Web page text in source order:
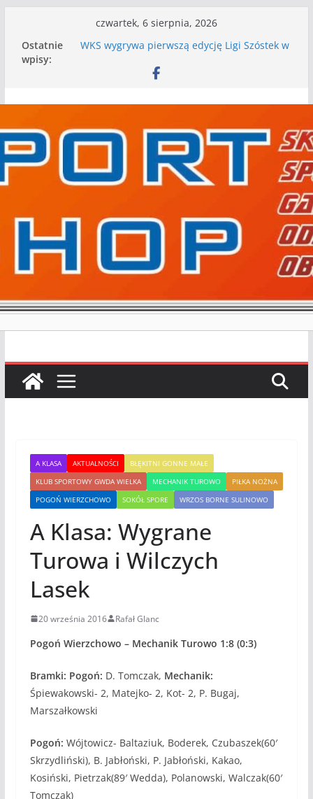
treści
czwartek, 6 sierpnia, 2026
Ostatnie
wpisy:
WKS wygrywa pierwszą edycję Ligi Szóstek w
I mamy kolejne gry kontrolne, piłkarskie
Mecz o wygraną w I Edycji Lidze Szóstek Piłki
Nasze piłkarskie zespoły w toku przygotowań
do sezonu. Kolejne gry kontrolne przed nimi
Kolejne gry kontrolne naszych piłkarskich
zespołów za nami
A KLASA AKTUALNOŚCI
BŁĘKITNI GONNE MAŁE
KLUB SPORTOWY GWDA WIELKA
MECHANIK TUROWO
PIŁKA NOŻNA
POGOŃ WIERZCHOWO
SOKÓŁ SPORE WRZOS BORNE SULINOWO
A Klasa: Wygrane
Turowa i Wilczych
Lasek
20 września 2016 Rafał Glanc
Pogoń Wierzchowo – Mechanik Turowo 1:8 (0:3)
Bramki: Pogoń: D. Tomczak, Mechanik:
Śpiewakowski- 2, Matejko- 2, Kot- 2, P. Bugaj,
Marszałkowski
Pogoń: Wójtowicz- Baltaziuk, Boderek, Czubaszek(60′
Skrzydliński), B. Jabłoński, P. Jabłoński, Kakao,
Kosiński, Pietrzak(89′ Wedda), Polanowski, Walczak(60′
Tomczak)